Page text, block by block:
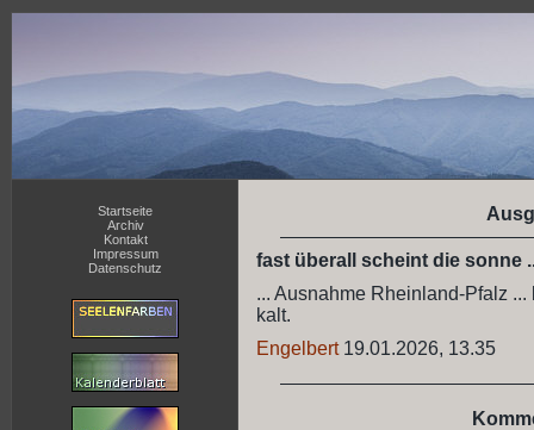
Startseite
Archiv
Kontakt
Impressum
Datenschutz
fast überall scheint die sonne
... Ausnahme Rheinland-Pfalz
kalt.
Engelbert19.01.2026, 13.35